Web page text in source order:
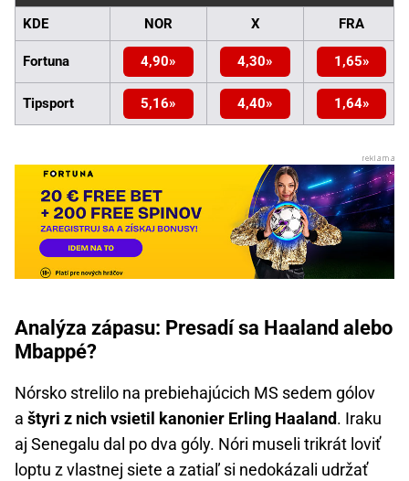
KDE NOR X FRA
Fortuna 4,90 4,30 1,65
Tipsport 5,16 4,40 1,64
Analýza zápasu: Presadí sa Haaland alebo
Mbappé?
Nórsko strelilo na prebiehajúcich MS sedem gólov
a štyri z nich vsietil kanonier Erling Haaland. Iraku
aj Senegalu dal po dva góly. Nóri museli trikrát loviť
loptu z vlastnej siete a zatiaľ si nedokázali udržať